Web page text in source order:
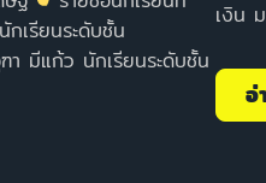
เรียนระดับชั้น
มีแก้ว นักเรียนระดับชั้น
เงิน
อ่